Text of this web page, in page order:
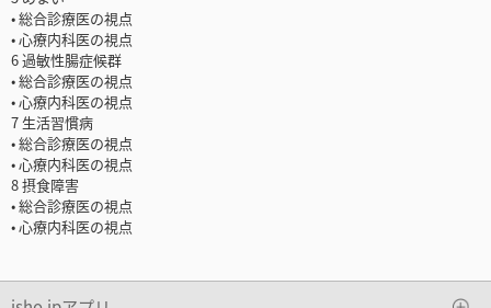
• 総合診療医の視点
• 心療内科医の視点
6 過敏性腸症候群
• 総合診療医の視点
• 心療内科医の視点
7 生活習慣病
• 総合診療医の視点
• 心療内科医の視点
8 摂食障害
• 総合診療医の視点
• 心療内科医の視点